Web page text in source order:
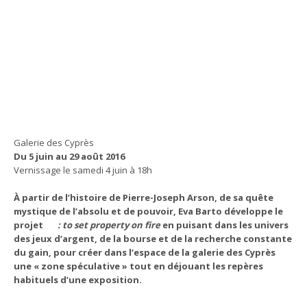
Galerie des Cyprès
Du 5 juin au 29 août 2016
Vernissage le samedi 4 juin à 18h
À partir de l’histoire de Pierre-Joseph Arson, de sa quête
mystique de l’absolu et de pouvoir, Eva Barto développe le
projet
: to set property on fireen puisant dans les univers
des jeux d’argent, de la bourse et de la recherche constante
du gain, pour créer dans l’espace de la galerie des Cyprès
une « zone spéculative » tout en déjouant les repères
habituels d’une exposition.